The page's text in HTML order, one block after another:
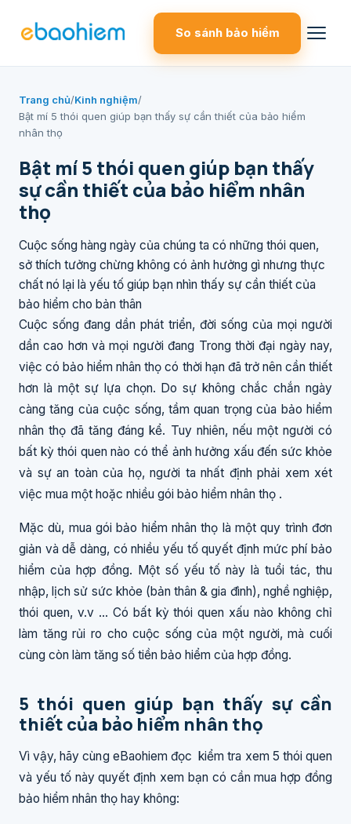
So sánh bảo hiểm
Trang chủ/Kinh nghiệm/
Bật mí 5 thói quen giúp bạn thấy sự cần thiết của bảo hiểm
nhân thọ
Bật mí 5 thói quen giúp bạn thấy
sự cần thiết của bảo hiểm nhân
thọ
Cuộc sống hàng ngày của chúng ta có những thói quen,
sở thích tưởng chừng không có ảnh hưởng gì nhưng thực
chất nó lại là yếu tố giúp bạn nhìn thấy sự cần thiết của
bảo hiểm cho bản thân
Cuộc sống đang dần phát triển, đời sống của mọi người
dần cao hơn và mọi người đang Trong thời đại ngày nay,
việc có bảo hiểm nhân thọ có thời hạn đã trở nên cần thiết
hơn là một sự lựa chọn. Do sự không chắc chắn ngày
càng tăng của cuộc sống, tầm quan trọng của bảo hiểm
nhân thọ đã tăng đáng kể. Tuy nhiên, nếu một người có
bất kỳ thói quen nào có thể ảnh hưởng xấu đến sức khỏe
và sự an toàn của họ, người ta nhất định phải xem xét
việc mua một hoặc nhiều gói bảo hiểm nhân thọ .
Mặc dù, mua gói bảo hiểm nhân thọ là một quy trình đơn
giản và dễ dàng, có nhiều yếu tố quyết định mức phí bảo
hiểm của hợp đồng. Một số yếu tố này là tuổi tác, thu
nhập, lịch sử sức khỏe (bản thân & gia đình), nghề nghiệp,
thói quen, v.v ... Có bất kỳ thói quen xấu nào không chỉ
làm tăng rủi ro cho cuộc sống của một người, mà cuối
cùng còn làm tăng số tiền bảo hiểm của hợp đồng.
5 thói quen giúp bạn thấy sự cần
thiết của bảo hiểm nhân thọ
Vì vậy, hãy cùng eBaohiem đọc kiểm tra xem 5 thói quen
và yếu tố này quyết định xem bạn có cần mua hợp đồng
bảo hiểm nhân thọ hay không: